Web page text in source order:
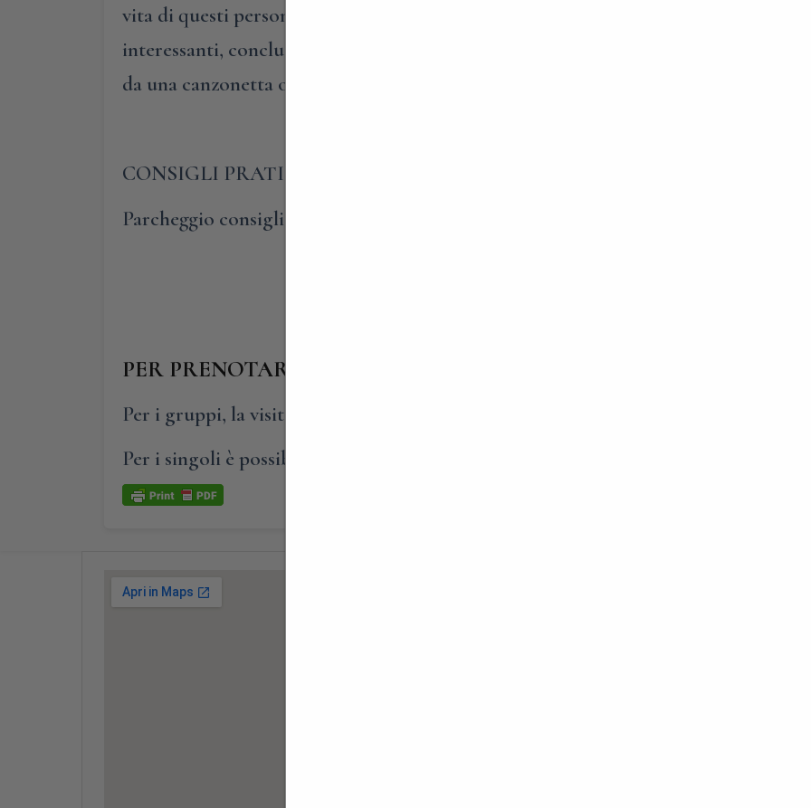
vita di questi personaggi, sicuramente borghesi, ma davvero famosi in tutta Italia.
interessanti, concluderemo la nostra visita con piccole sorprese…chissà, forse
da una canzonetta oppure e da un bel film “amarcord”…
CONSIGLI PRATICI
Parcheggio consigliato lungo Corso Guglielmo Marconi. Ritrovo Via Milano 65,
PER PRENOTARE E PARTECIPARE ALLE VISITE
Per i gruppi, la visita guidata prevista può essere effettuata tutto l’anno previa
Per i singoli è possibile aggregarsi nei giorni di visita prestabiliti all’interno del